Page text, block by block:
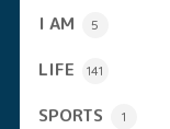
I AM 5
LIFE 141
SPORTS 1